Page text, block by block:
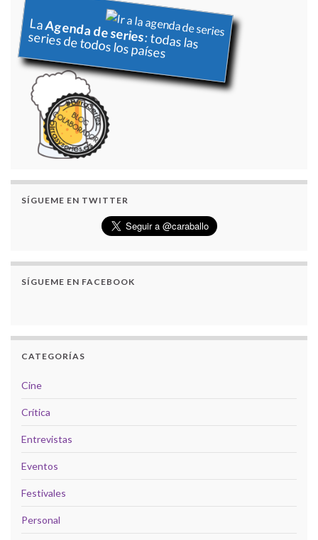
LaAgenda de series: todas las
series de todos los países
SÍGUEME EN TWITTER
SÍGUEME EN FACEBOOK
CATEGORÍAS
Cine
Crítica
Entrevistas
Eventos
Festivales
Personal